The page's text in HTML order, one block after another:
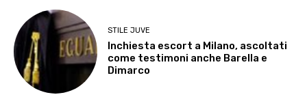
STILE JUVE
Inchiesta escort a Milano, ascoltati
come testimoni anche Barella e
Dimarco